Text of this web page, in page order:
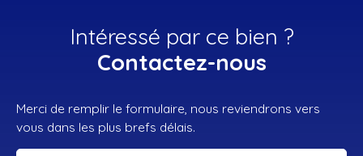
Intéressé par ce bien ?
Contactez-nous
Merci de remplir le formulaire, nous reviendrons vers
vous dans les plus brefs délais.